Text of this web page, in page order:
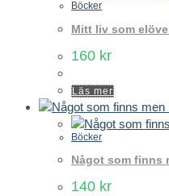
Böcker
Mitt liv som
160 kr
Läs mer
Böcker
Något som finns
140 kr